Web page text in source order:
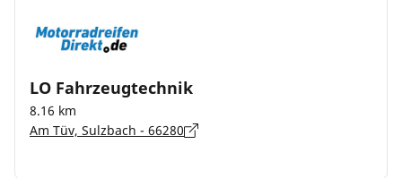
LO Fahrzeugtechnik
8.16 km
Am Tüv, Sulzbach - 66280